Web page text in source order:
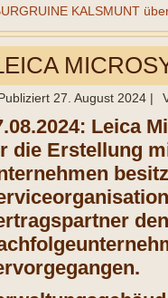
KALSMUNT
27. August 2024 |
Leica
die Erstellung